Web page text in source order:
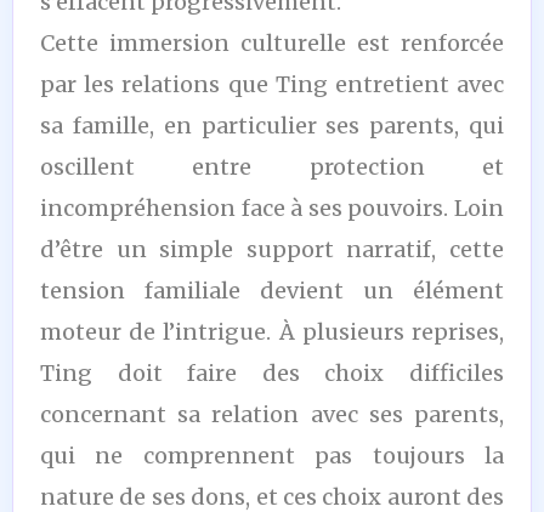
Cette immersion culturelle est renforcée
par les relations que Ting entretient avec
sa famille, en particulier ses parents, qui
oscillent entre protection et
incompréhension face à ses pouvoirs. Loin
d’être un simple support narratif, cette
tension familiale devient un élément
moteur de l’intrigue. À plusieurs reprises,
Ting doit faire des choix difficiles
concernant sa relation avec ses parents,
qui ne comprennent pas toujours la
nature de ses dons, et ces choix auront des